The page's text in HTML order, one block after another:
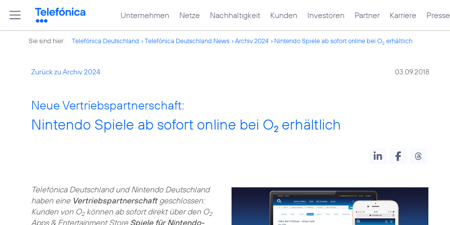
Unternehmen Netze Nachhaltigkeit Kunden Investoren Partner Karriere Presse
Sie sind hier: Telefónica Deutschland Telefónica Deutschland News Archiv 2024 Nintendo Spiele ab sofort online bei O2 erhältlich
Zurück zu Archiv 2024 03.09.2018
Neue Vertriebspartnerschaft:
Nintendo Spiele ab sofort online bei O2 erhältlich
Telefónica Deutschland und Nintendo Deutschland
haben eine Vertriebspartnerschaftgeschlossen:
Kunden von O2können ab sofort direkt über den O2
Apps & Entertainment Store Spiele für Nintendo-